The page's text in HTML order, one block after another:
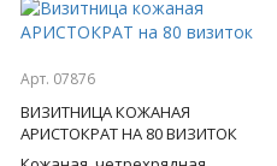
Арт. 07876
ВИЗИТНИЦА КОЖАНАЯ
АРИСТОКРАТ НА 80 ВИЗИТОК